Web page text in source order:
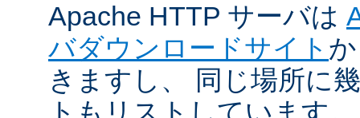
Apache HTTP サーバは
バダウンロードサイト
きますし、 同じ場所に